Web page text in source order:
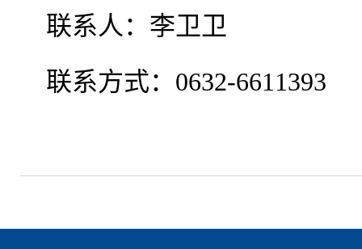
联系人：李卫卫
联系方式：0632-6611393